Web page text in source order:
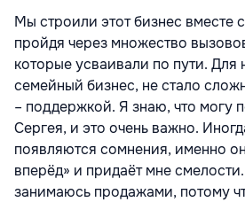
Мы строили этот бизнес вместе
пройдя через множество
которые усваивали по пути. Для
семейный бизнес, не стало
– поддержкой. Я знаю, что могу
Сергея, и это очень важно.
появляются сомнения, именно
вперёд» и придаёт мне
занимаюсь продажами, потому